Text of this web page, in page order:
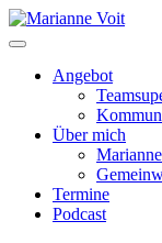
Skip
to
Angebot
Über mich
Termine
Podcast